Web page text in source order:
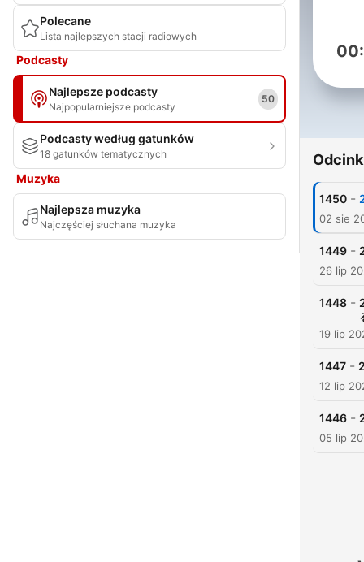
Polecane
Lista najlepszych stacji radiowych
Podcasty
Najlepsze podcasty
Najpopularniejsze podcasty
50
Podcasty według gatunków
18 gatunków tematycznych
Muzyka
Najlepsza muzyka
Najczęściej słuchana muzyka
1450 -
02 sie
1449 -
26 lip
1448 -
19 lip
1447 -
12 lip
1446 -
05 lip